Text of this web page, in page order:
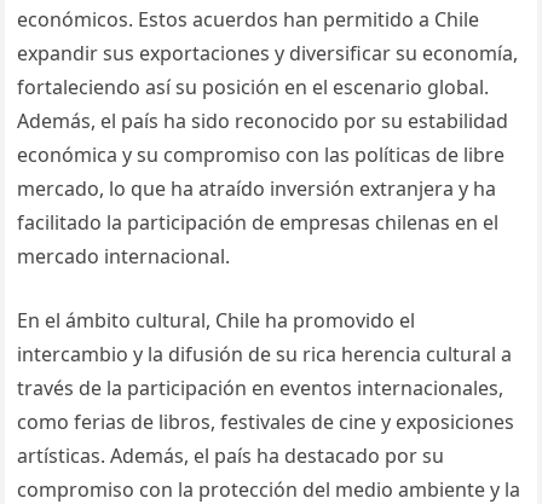
económicos. Estos acuerdos han permitido a Chile
expandir sus exportaciones y diversificar su economía,
fortaleciendo así su posición en el escenario global.
Además, el país ha sido reconocido por su estabilidad
económica y su compromiso con las políticas de libre
mercado, lo que ha atraído inversión extranjera y ha
facilitado la participación de empresas chilenas en el
mercado internacional.
En el ámbito cultural, Chile ha promovido el
intercambio y la difusión de su rica herencia cultural a
través de la participación en eventos internacionales,
como ferias de libros, festivales de cine y exposiciones
artísticas. Además, el país ha destacado por su
compromiso con la protección del medio ambiente y la